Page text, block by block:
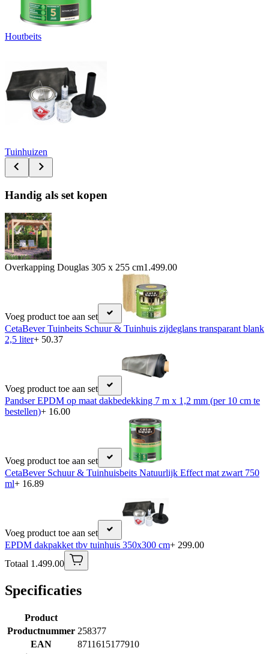
Houtbeits
Tuinhuizen
Handig als set kopen
Overkapping Douglas 305 x 255 cm1.499.00
Voeg product toe aan set
CetaBever Tuinbeits Schuur & Tuinhuis zijdeglans transparant blank
2,5 liter+ 50.37
Voeg product toe aan set
Pandser EPDM op maat dakbedekking 7 m x 1,2 mm (per 10 cm te
bestellen)+ 16.00
Voeg product toe aan set
CetaBever Schuur & Tuinhuisbeits Natuurlijk Effect mat zwart 750
ml+ 16.89
Voeg product toe aan set
EPDM dakpakket tbv tuinhuis 350x300 cm+ 299.00
Totaal 1.499.00
Specificaties
Product
Productnummer 258377
EAN
8711615177910